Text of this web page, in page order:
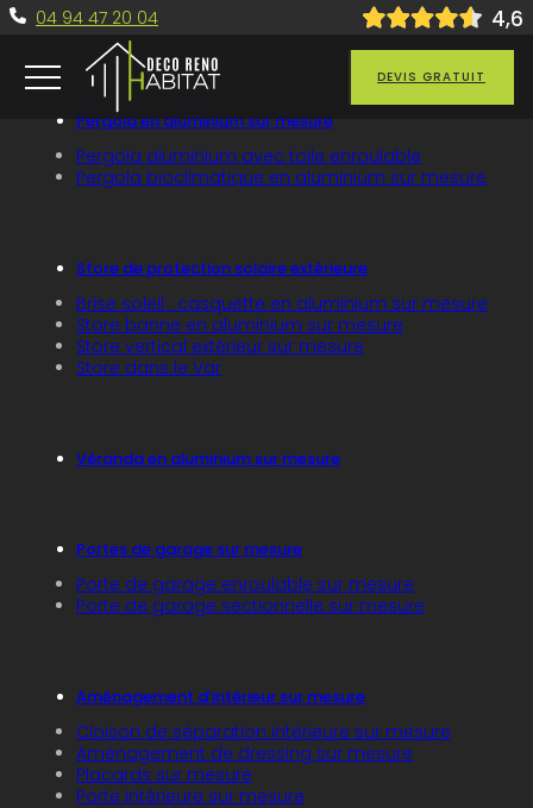
Passer au contenu principal
Passer au pied de page
04 94 47 20 04 4,6
DEVIS GRATUIT
Pergola en aluminium sur mesure
Pergola aluminium avec toile enroulable
Pergola bioclimatique en aluminium sur mesure
Store de protection solaire extérieure
Brise soleil : casquette en aluminium sur mesure
Store banne en aluminium sur mesure
Store vertical extérieur sur mesure
Store dans le Var
Véranda en aluminium sur mesure
Portes de garage sur mesure
Porte de garage enroulable sur mesure
Porte de garage sectionnelle sur mesure
Aménagement d’intérieur sur mesure
Cloison de séparation intérieure sur mesure
Aménagement de dressing sur mesure
Placards sur mesure
Porte intérieure sur mesure